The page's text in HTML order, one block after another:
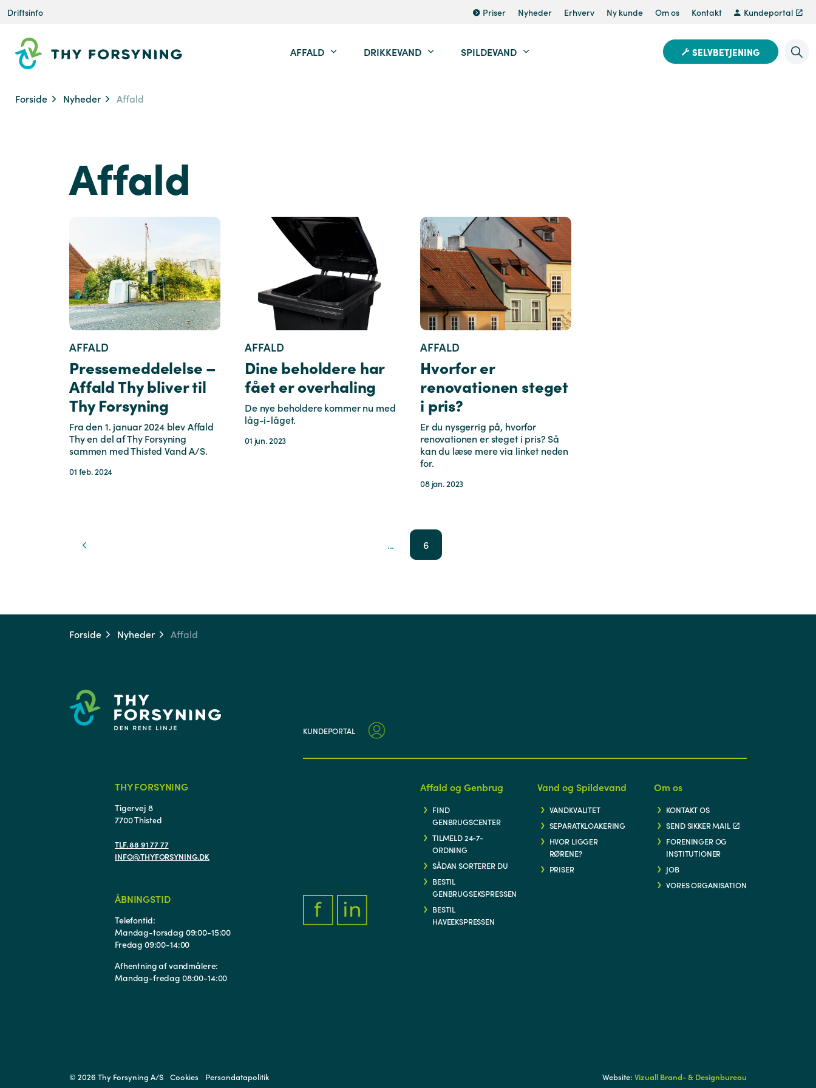
AFFALD DRIKKEVAND SPILDEVAND
Driftsinfo Priser Nyheder Erhverv Ny kunde Om os Kontakt Kundeportal
SELVBETJENING
Forside Nyheder Affald
Affald
AFFALD
Pressemeddelelse –
Affald Thy bliver til
Thy Forsyning
Fra den 1. januar 2024 blev Affald
Thy en del af Thy Forsyning
sammen med Thisted Vand A/S.
01 feb. 2024
AFFALD
Dine beholdere har
fået er overhaling
De nye beholdere kommer nu med
låg-i-låget.
01 jun. 2023
AFFALD
Hvorfor er
renovationen steget
i pris?
Er du nysgerrig på, hvorfor
renovationen er steget i pris? Så
kan du læse mere via linket neden
for.
08 jan. 2023
... 6
Forside Nyheder Affald
KUNDEPORTAL
THY FORSYNING
Tigervej 8
7700 Thisted
TLF. 88 91 77 77
INFO@THYFORSYNING.DK
ÅBNINGSTID
Telefontid:
Mandag-torsdag 09:00-15:00
Fredag 09:00-14:00
Afhentning af vandmålere:
Mandag-fredag 08:00-14:00
Affald og Genbrug
FIND
GENBRUGSCENTER
TILMELD 24-7-
ORDNING
SÅDAN SORTERER DU
BESTIL
GENBRUGSEKSPRESSEN
BESTIL
HAVEEKSPRESSEN
Vand og Spildevand
VANDKVALITET
SEPARATKLOAKERING
HVOR LIGGER
RØRENE?
PRISER
Om os
KONTAKT OS
SEND SIKKER MAIL
FORENINGER OG
INSTITUTIONER
JOB
VORES ORGANISATION
© 2026 Thy Forsyning A/S Cookies Persondatapolitik Website: Vizuall Brand- & Designbureau